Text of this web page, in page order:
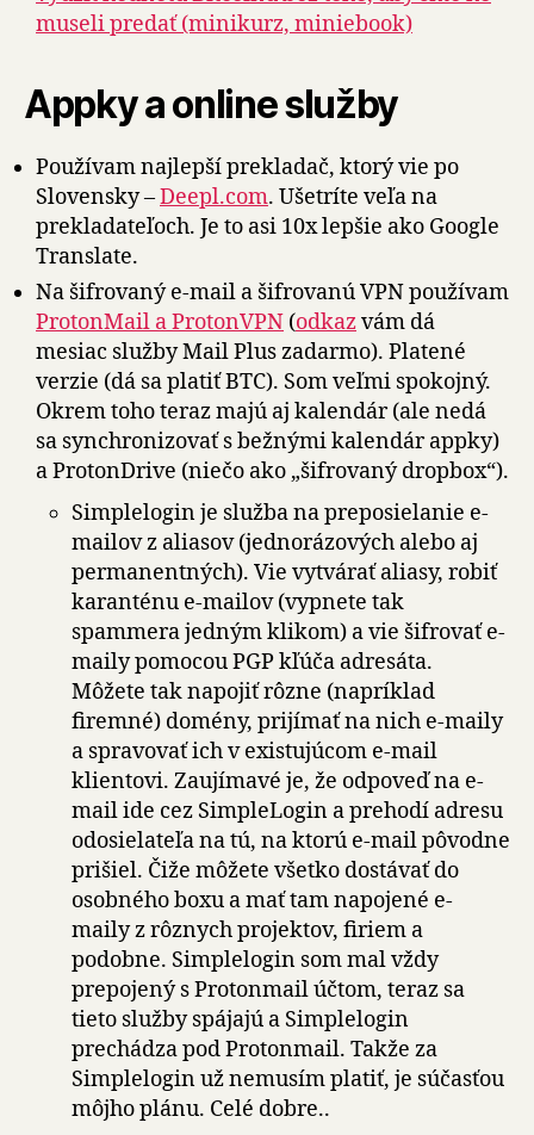
museli predať (minikurz, miniebook)
Appky a online služby
Používam najlepší prekladač, ktorý vie po
Slovensky –Deepl.com. Ušetríte veľa na
prekladateľoch. Je to asi 10x lepšie ako Google
Translate.
Na šifrovaný e-mail a šifrovanú VPN používam
ProtonMail a ProtonVPN (odkazvám dá
mesiac služby Mail Plus zadarmo). Platené
verzie (dá sa platiť BTC). Som veľmi spokojný.
Okrem toho teraz majú aj kalendár (ale nedá
sa synchronizovať s bežnými kalendár appky)
a ProtonDrive (niečo ako „šifrovaný dropbox“).
Simplelogin je služba na preposielanie e-
mailov z aliasov (jednorázových alebo aj
permanentných). Vie vytvárať aliasy, robiť
karanténu e-mailov (vypnete tak
spammera jedným klikom) a vie šifrovať e-
maily pomocou PGP kľúča adresáta.
Môžete tak napojiť rôzne (napríklad
firemné) domény, prijímať na nich e-maily
a spravovať ich v existujúcom e-mail
klientovi. Zaujímavé je, že odpoveď na e-
mail ide cez SimpleLogin a prehodí adresu
odosielateľa na tú, na ktorú e-mail pôvodne
prišiel. Čiže môžete všetko dostávať do
osobného boxu a mať tam napojené e-
maily z rôznych projektov, firiem a
podobne. Simplelogin som mal vždy
prepojený s Protonmail účtom, teraz sa
tieto služby spájajú a Simplelogin
prechádza pod Protonmail. Takže za
Simplelogin už nemusím platiť, je súčasťou
môjho plánu. Celé dobre..